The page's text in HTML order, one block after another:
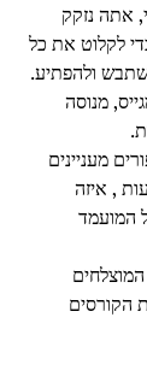
אתה נזקק
לקלוט את כל
ולהפתיע.
מנוסה
מעניינים
, איזה
המועמד
הקורסים